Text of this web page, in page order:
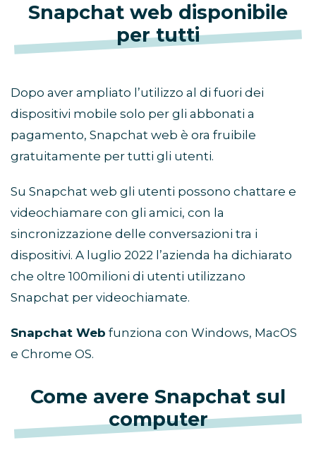
Snapchat web disponibile
per tutti
Dopo aver ampliato l’utilizzo al di fuori dei
dispositivi mobile solo per gli abbonati a
pagamento, Snapchat web è ora fruibile
gratuitamente per tutti gli utenti.
Su Snapchat web gli utenti possono chattare e
videochiamare con gli amici, con la
sincronizzazione delle conversazioni tra i
dispositivi. A luglio 2022 l’azienda ha dichiarato
che oltre 100milioni di utenti utilizzano
Snapchat per videochiamate.
Snapchat Web funziona con Windows, MacOS
e Chrome OS.
Come avere Snapchat sul
computer